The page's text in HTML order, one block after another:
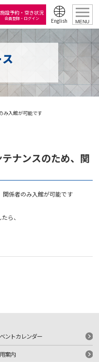
施設予約・空き状況
会員登録・ログイン English MENU
み入館が可能です
ナンスのため、関
係者のみ入館が可能です
ら、
ントカレンダー
案内